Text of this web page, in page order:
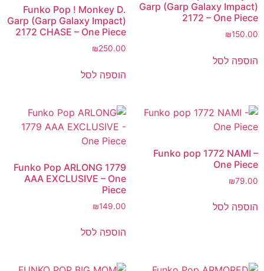
Garp (Garp Galaxy Impact)
2172 – One Piece
₪150.00
הוספה לסל
Funko Pop ! Monkey D.
Garp (Garp Galaxy Impact)
2172 CHASE – One Piece
₪250.00
הוספה לסל
Funko pop 1772 NAMI –
One Piece
₪79.00
הוספה לסל
Funko Pop ARLONG 1779
AAA EXCLUSIVE – One
Piece
₪149.00
הוספה לסל